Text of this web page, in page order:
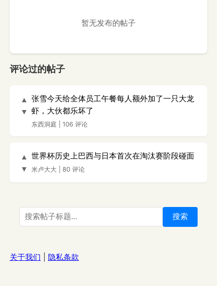
暂无发布的帖子
评论过的帖子
▲
▼
张雪今天给全体员工午餐每人额外加了一只大龙
虾，大伙都乐坏了
东西洞庭 106 评论
▲
▼
世界杯历史上巴西与日本首次在淘汰赛阶段碰面
米卢大大 80 评论
搜索
关于我们 隐私条款